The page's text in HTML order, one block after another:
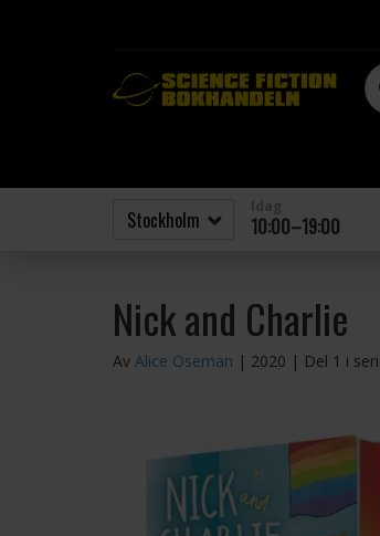
10:00–19:00
Nick and Charlie
Av Alice Oseman | 2020 | Del 1 i